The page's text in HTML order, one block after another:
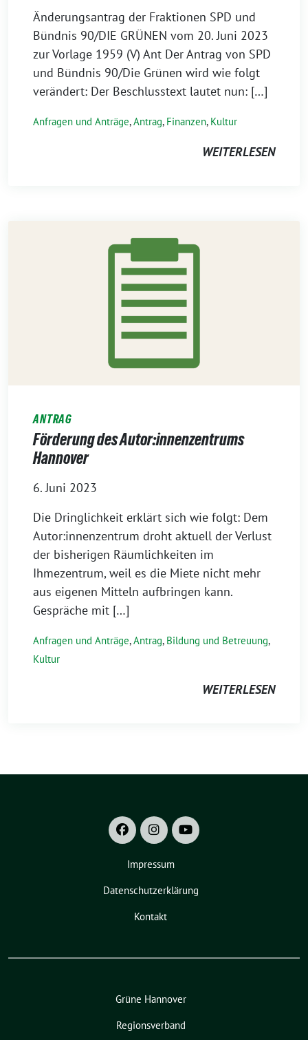
Änderungsantrag der Fraktionen SPD und
Bündnis 90/DIE GRÜNEN vom 20. Juni 2023
zur Vorlage 1959 (V) Ant Der Antrag von SPD
und Bündnis 90/Die Grünen wird wie folgt
verändert: Der Beschlusstext lautet nun: […]
Anfragen und Anträge,Antrag, Finanzen, Kultur
WEITERLESEN
ANTRAG
Förderung des Autor:innenzentrums
Hannover
6. Juni 2023
Die Dringlichkeit erklärt sich wie folgt: Dem
Autor:innenzentrum droht aktuell der Verlust
der bisherigen Räumlichkeiten im
Ihmezentrum, weil es die Miete nicht mehr
aus eigenen Mitteln aufbringen kann.
Gespräche mit […]
Anfragen und Anträge,Antrag, Bildung und Betreuung,
Kultur
WEITERLESEN
Impressum
Datenschutzerklärung
Kontakt
Grüne Hannover
Regionsverband